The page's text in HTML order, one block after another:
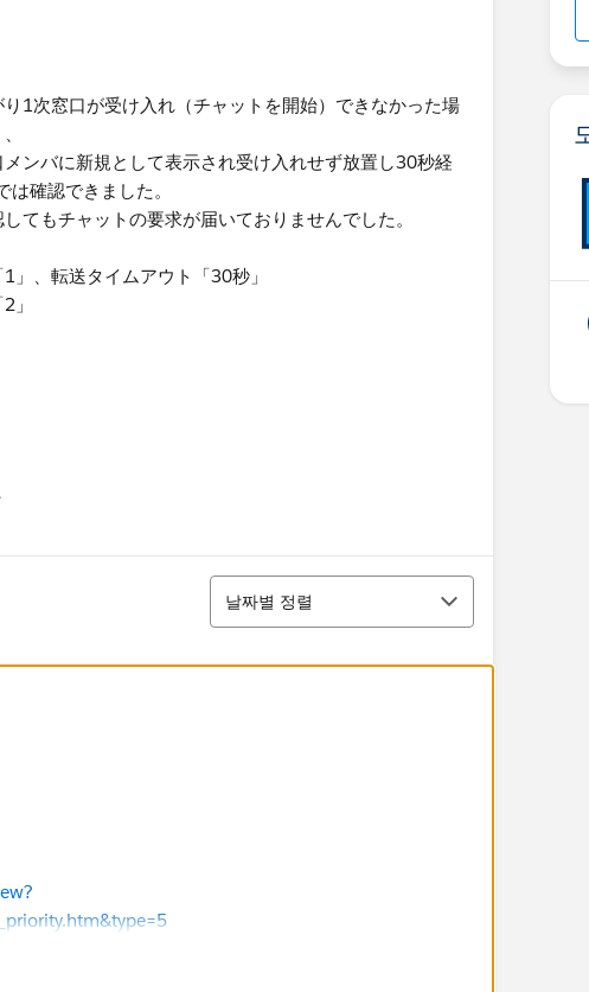
1次窓口が受け入れ（チャットを開始）できなかった場
ンバに新規として表示され受け入れせず放置し30秒経
確認できました。
てもチャットの要求が届いておりませんでした。
、転送タイムアウト「30秒」
」
정렬
날짜별 정렬